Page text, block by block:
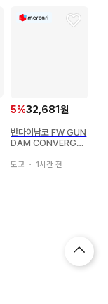
5%32,681원
반다이남코 FW GUN
DAM CONVERGE
도쿄 ・ 1시간 전